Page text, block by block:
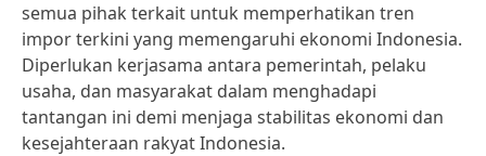
semua pihak terkait untuk memperhatikan tren
impor terkini yang memengaruhi ekonomi Indonesia.
Diperlukan kerjasama antara pemerintah, pelaku
usaha, dan masyarakat dalam menghadapi
tantangan ini demi menjaga stabilitas ekonomi dan
kesejahteraan rakyat Indonesia.